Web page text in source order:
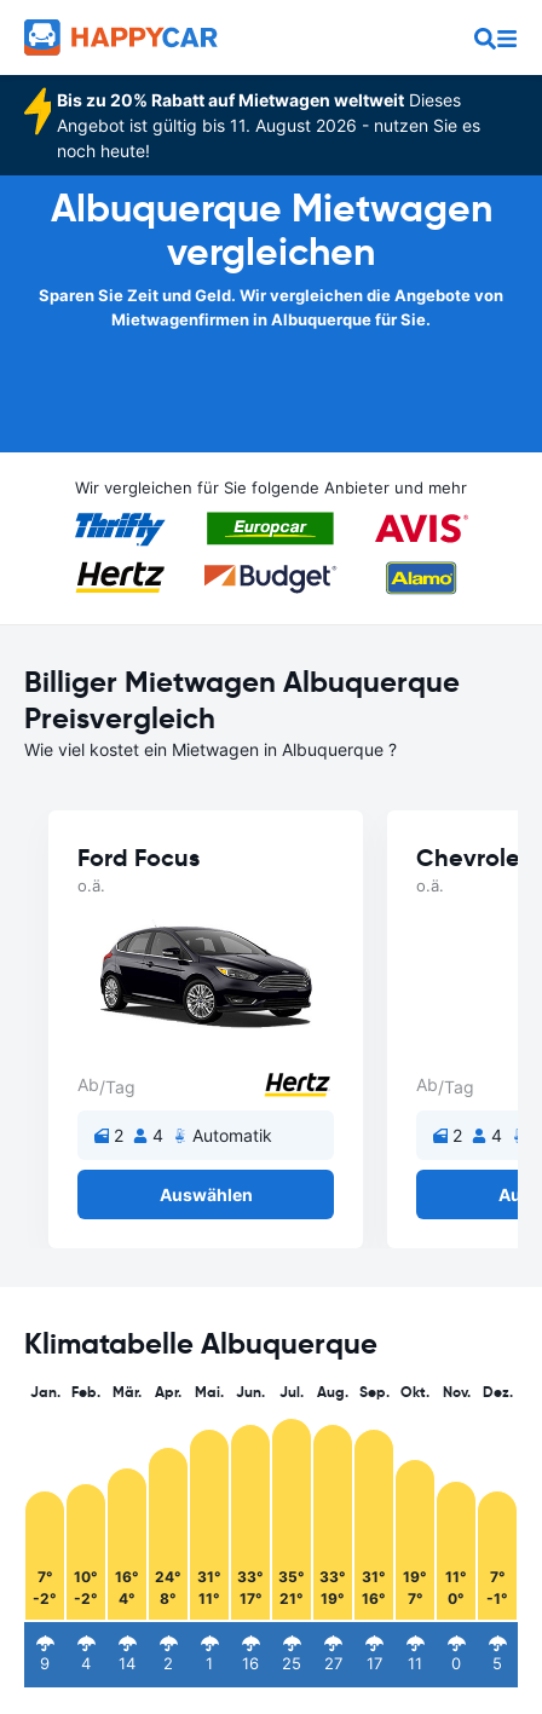
Bis zu 20% Rabatt auf Mietwagen weltweitDieses
Angebot ist gültig bis 11. August 2026 - nutzen Sie es
noch heute!
Albuquerque Mietwagen
vergleichen
Sparen Sie Zeit und Geld. Wir vergleichen die Angebote von
Mietwagenfirmen in Albuquerque für Sie.
Wir vergleichen für Sie folgende Anbieter und mehr
Billiger Mietwagen Albuquerque
Preisvergleich
Wie viel kostet ein Mietwagen in Albuquerque ?
Ford Focus
o.ä.
Ab/Tag
2 4 Automatik
Auswählen
Chevrolet
o.ä.
Ab/Tag
2 4
Klimatabelle Albuquerque
Jan.
7°
-2°
9
Feb.
10°
-2°
4
Mär.
16°
4°
14
Apr.
24°
8°
2
Mai.
31°
11°
1
Jun.
33°
17°
16
Jul.
35°
21°
25
Aug.
33°
19°
27
Sep.
31°
16°
17
Okt.
19°
7°
11
Nov.
11°
0°
0
Dez.
7°
-1°
5